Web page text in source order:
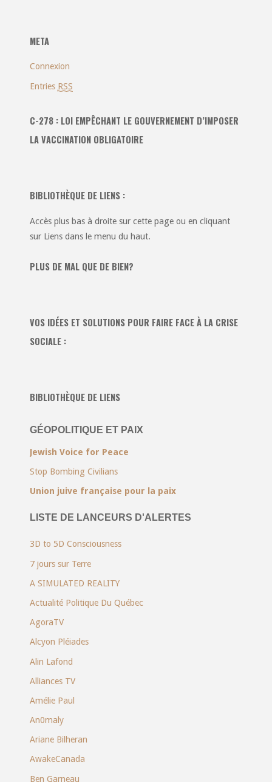
META
Connexion
Entries RSS
C-278 : LOI EMPÊCHANT LE GOUVERNEMENT D’IMPOSER
LA VACCINATION OBLIGATOIRE
BIBLIOTHÈQUE DE LIENS :
Accès plus bas à droite sur cette page ou en cliquant
sur Liens dans le menu du haut.
PLUS DE MAL QUE DE BIEN?
VOS IDÉES ET SOLUTIONS POUR FAIRE FACE À LA CRISE
SOCIALE :
BIBLIOTHÈQUE DE LIENS
GÉOPOLITIQUE ET PAIX
Jewish Voice for Peace
Stop Bombing Civilians
Union juive française pour la paix
LISTE DE LANCEURS D'ALERTES
3D to 5D Consciousness
7 jours sur Terre
A SIMULATED REALITY
Actualité Politique Du Québec
AgoraTV
Alcyon Pléiades
Alin Lafond
Alliances TV
Amélie Paul
An0maly
Ariane Bilheran
AwakeCanada
Ben Garneau